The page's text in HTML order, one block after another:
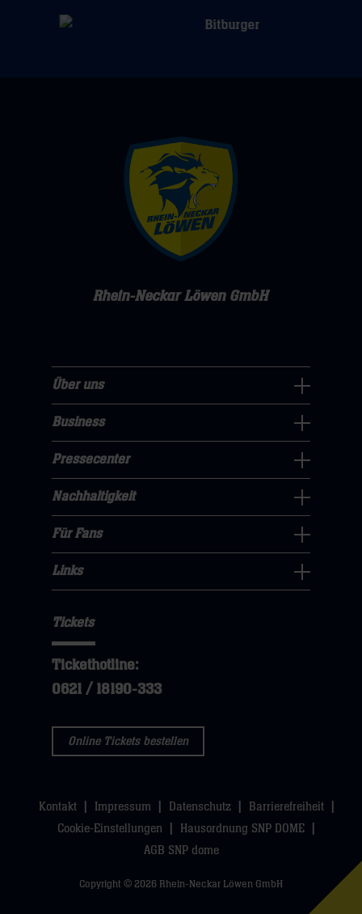
(RNZ)
Rhein-Neckar Löwen GmbH
uns
Navigation
öffnen,
dann
klicken
sie
Über uns
Navigation
öffnen,
dann
klicken
sie
hier
Business
Navigation
öffnen,
dann
klicken
sie
Pressecenter
Nachhaltigkeit
Navigation
öffnen,
dann
klicken
sie
Nachhaltigkeit
Fans
Navigation
dann
hier
Für Fans
öffnen,
dann
klicken
sie
Links
Tickets
Tickethotline:
0621 / 18190-333
Online Tickets bestellen
Kontakt Impressum Datenschutz
Barrierefreiheit
Cookie-Einstellungen
Hausordnung SNP DOME
AGB SNP dome
Copyright © 2026 Rhein-Neckar Löwen GmbH